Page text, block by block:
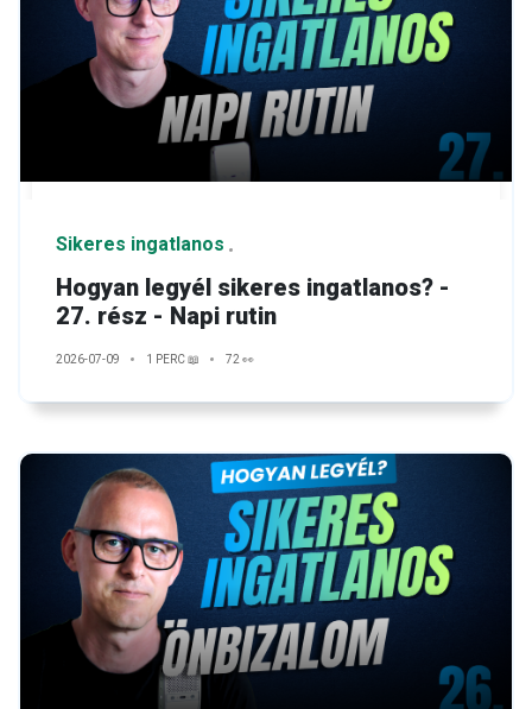
Sikeres ingatlanos
Hogyan legyél sikeres ingatlanos? -
27. rész - Napi rutin
2026-07-09 1 PERC 📖 72 👀